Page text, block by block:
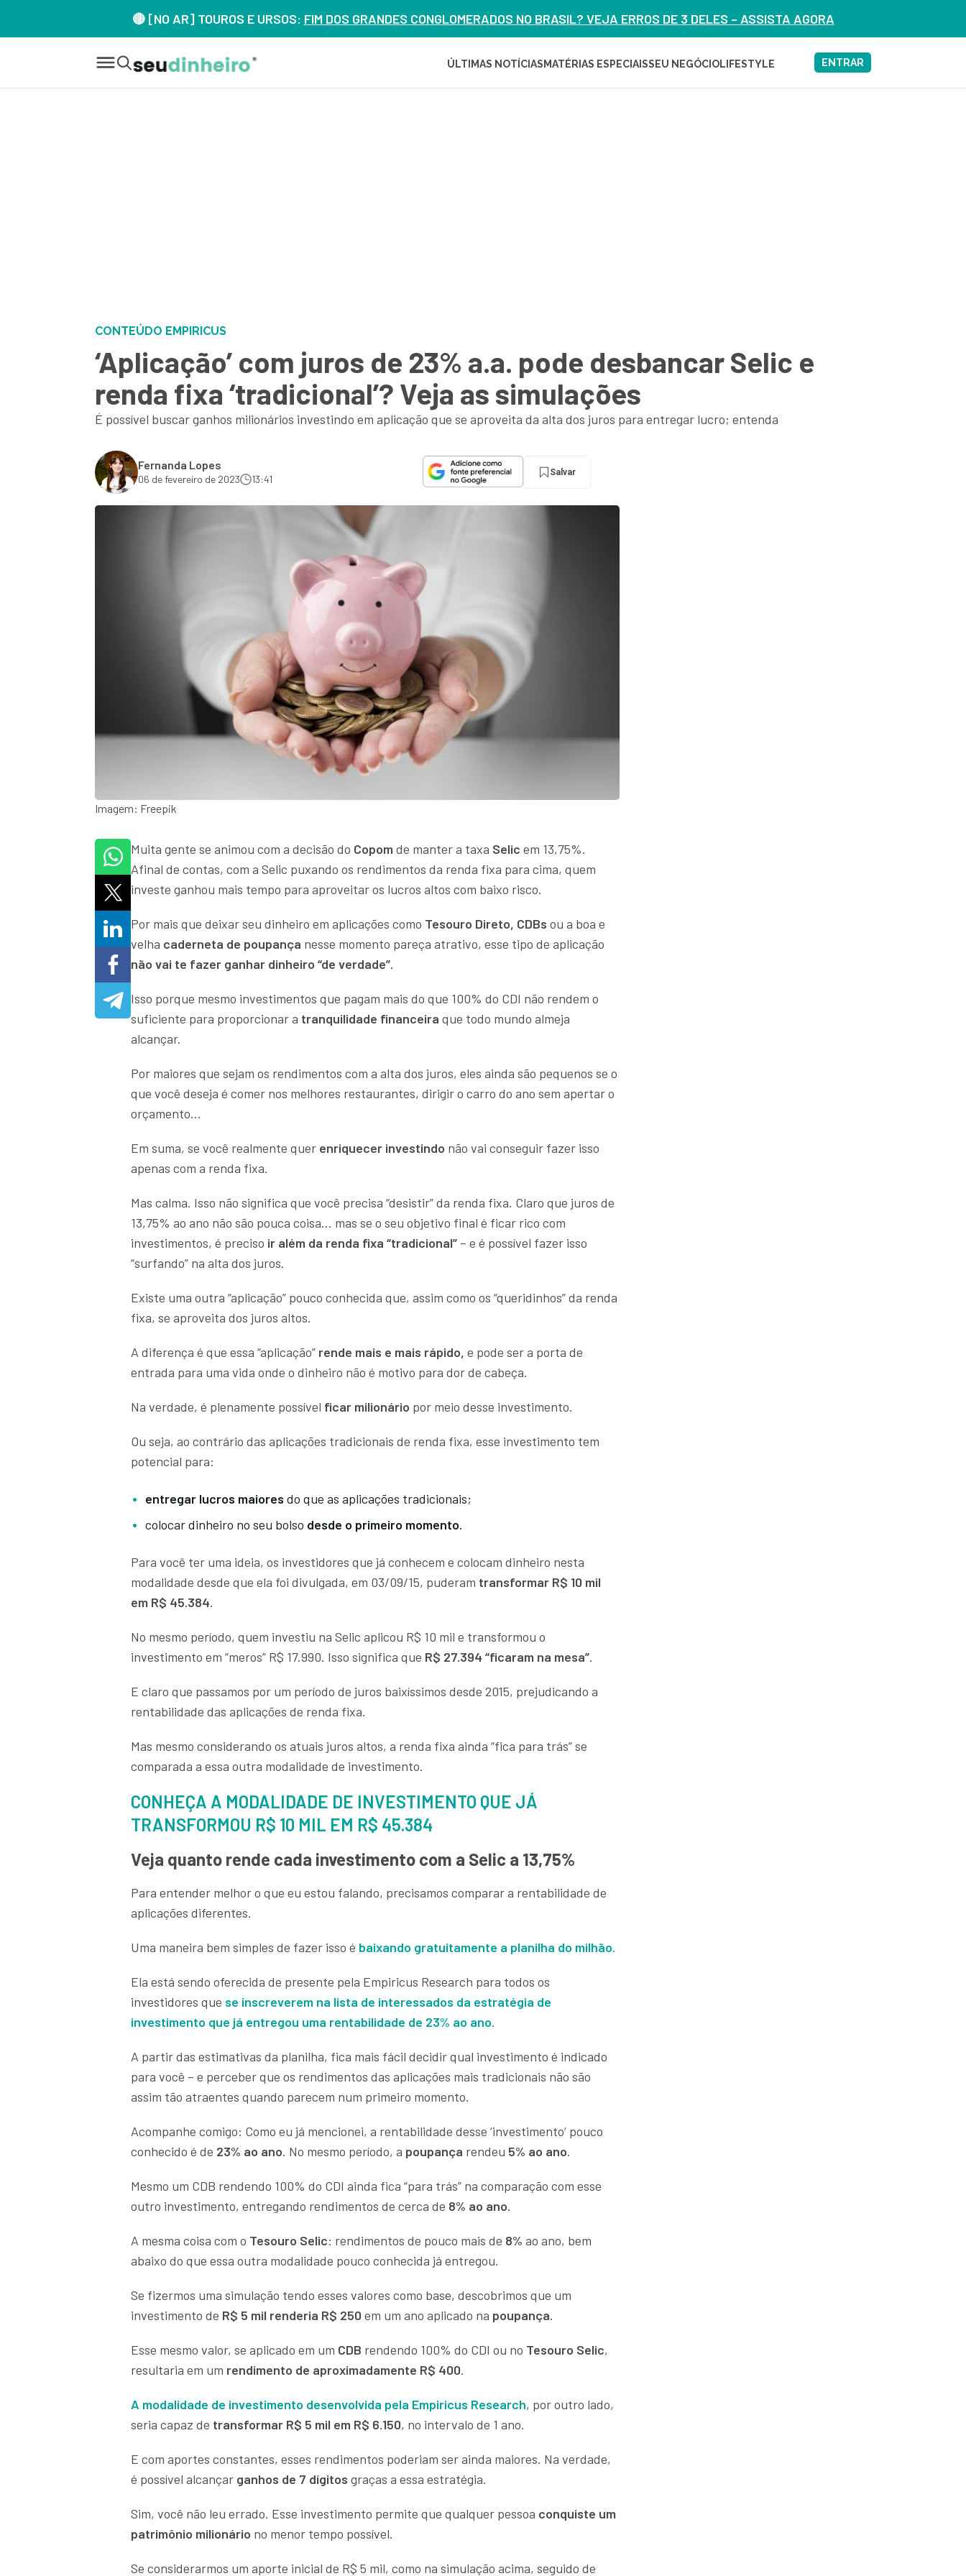
🔴 [NO AR] TOUROS E URSOS: FIM DOS GRANDES CONGLOMERADOS NO BRASIL? VEJA ERROS DE 3 DELES – ASSISTA AGORA
ÚLTIMAS NOTÍCIAS MATÉRIAS ESPECIAISSEU NEGÓCIOLIFESTYLE ENTRAR
CONTEÚDO EMPIRICUS
‘Aplicação’ com juros de 23% a.a. pode desbancar Selic e
renda fixa ‘tradicional’? Veja as simulações
É possível buscar ganhos milionários investindo em aplicação que se aproveita da alta dos juros para entregar lucro; entenda
Fernanda Lopes
06 de fevereiro de 2023 13:41
Salvar
Imagem: Freepik
Muita gente se animou com a decisão do Copom de manter a taxa Selic em 13,75%.
Afinal de contas, com a Selic puxando os rendimentos da renda fixa para cima, quem
investe ganhou mais tempo para aproveitar os lucros altos com baixo risco.
Por mais que deixar seu dinheiro em aplicações como Tesouro Direto, CDBs ou a boa e
velha caderneta de poupança nesse momento pareça atrativo, esse tipo de aplicação
não vai te fazer ganhar dinheiro “de verdade”.
Isso porque mesmo investimentos que pagam mais do que 100% do CDI não rendem o
suficiente para proporcionar a tranquilidade financeira que todo mundo almeja
alcançar.
Por maiores que sejam os rendimentos com a alta dos juros, eles ainda são pequenos se o
que você deseja é comer nos melhores restaurantes, dirigir o carro do ano sem apertar o
orçamento…
Em suma, se você realmente quer enriquecer investindo não vai conseguir fazer isso
apenas com a renda fixa.
Mas calma. Isso não significa que você precisa “desistir” da renda fixa. Claro que juros de
13,75% ao ano não são pouca coisa… mas se o seu objetivo final é ficar rico com
investimentos, é preciso ir além da renda fixa “tradicional” – e é possível fazer isso
“surfando” na alta dos juros.
Existe uma outra “aplicação” pouco conhecida que, assim como os “queridinhos” da renda
fixa, se aproveita dos juros altos.
A diferença é que essa “aplicação” rende mais e mais rápido, e pode ser a porta de
entrada para uma vida onde o dinheiro não é motivo para dor de cabeça.
Na verdade, é plenamente possível ficar milionário por meio desse investimento.
Ou seja, ao contrário das aplicações tradicionais de renda fixa, esse investimento tem
potencial para:
entregar lucros maiores do que as aplicações tradicionais;
colocar dinheiro no seu bolso desde o primeiro momento.
Para você ter uma ideia, os investidores que já conhecem e colocam dinheiro nesta
modalidade desde que ela foi divulgada, em 03/09/15, puderam transformar R$ 10 mil
em R$ 45.384.
No mesmo período, quem investiu na Selic aplicou R$ 10 mil e transformou o
investimento em “meros” R$ 17.990. Isso significa que R$ 27.394 “ficaram na mesa”.
E claro que passamos por um período de juros baixíssimos desde 2015, prejudicando a
rentabilidade das aplicações de renda fixa.
Mas mesmo considerando os atuais juros altos, a renda fixa ainda “fica para trás” se
comparada a essa outra modalidade de investimento.
CONHEÇA A MODALIDADE DE INVESTIMENTO QUE JÁ
TRANSFORMOU R$ 10 MIL EM R$ 45.384
Veja quanto rende cada investimento com a Selic a 13,75%
Para entender melhor o que eu estou falando, precisamos comparar a rentabilidade de
aplicações diferentes.
Uma maneira bem simples de fazer isso é baixando gratuitamente a planilha do milhão.
Ela está sendo oferecida de presente pela Empiricus Research para todos os
investidores que se inscreverem na lista de interessados da estratégia de
investimento que já entregou uma rentabilidade de 23% ao ano.
A partir das estimativas da planilha, fica mais fácil decidir qual investimento é indicado
para você – e perceber que os rendimentos das aplicações mais tradicionais não são
assim tão atraentes quando parecem num primeiro momento.
Acompanhe comigo: Como eu já mencionei, a rentabilidade desse ‘investimento’ pouco
conhecido é de 23% ao ano. No mesmo período, a poupança rendeu 5% ao ano.
Mesmo um CDB rendendo 100% do CDI ainda fica “para trás” na comparação com esse
outro investimento, entregando rendimentos de cerca de 8% ao ano.
A mesma coisa com o Tesouro Selic: rendimentos de pouco mais de 8% ao ano, bem
abaixo do que essa outra modalidade pouco conhecida já entregou.
Se fizermos uma simulação tendo esses valores como base, descobrimos que um
investimento de R$ 5 mil renderia R$ 250 em um ano aplicado na poupança.
Esse mesmo valor, se aplicado em um CDB rendendo 100% do CDI ou no Tesouro Selic,
resultaria em um rendimento de aproximadamente R$ 400.
A modalidade de investimento desenvolvida pela Empiricus Research, por outro lado,
seria capaz de transformar R$ 5 mil em R$ 6.150, no intervalo de 1 ano.
E com aportes constantes, esses rendimentos poderiam ser ainda maiores. Na verdade,
é possível alcançar ganhos de 7 dígitos graças a essa estratégia.
Sim, você não leu errado. Esse investimento permite que qualquer pessoa conquiste um
patrimônio milionário no menor tempo possível.
Se considerarmos um aporte inicial de R$ 5 mil, como na simulação acima, seguido de